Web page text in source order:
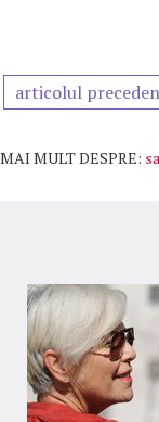
articolul
MAI MULT DESPRE: